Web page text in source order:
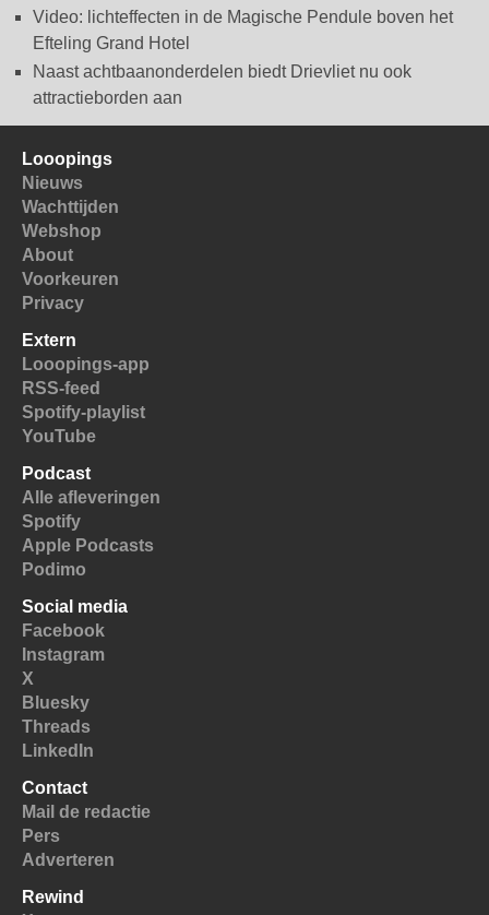
Video: lichteffecten in de Magische Pendule boven het
Efteling Grand Hotel
Naast achtbaanonderdelen biedt Drievliet nu ook
attractieborden aan
Looopings
Nieuws
Wachttijden
Webshop
About
Voorkeuren
Privacy
Extern
Looopings-app
RSS-feed
Spotify-playlist
YouTube
Podcast
Alle afleveringen
Spotify
Apple Podcasts
Podimo
Social media
Facebook
Instagram
X
Bluesky
Threads
LinkedIn
Contact
Mail de redactie
Pers
Adverteren
Rewind